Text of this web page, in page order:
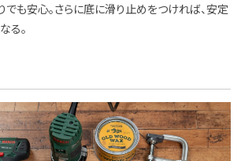
でも安心。さらに底に滑り止めをつければ、安定
る。